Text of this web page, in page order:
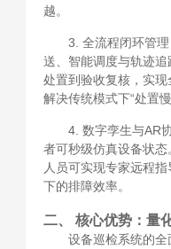
越。
3. 全流程闭环管
送、智能调度与轨迹
处置到验收复核，实
解决传统模式下“处置
4. 数字孪生与AR
者可秒级仿真设备状
人员可实现专家远程
下的排障效率。
二、 核心优势：量
设备巡检系统的